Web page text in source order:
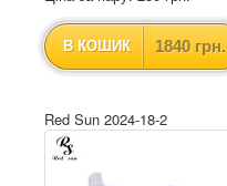
В КОШИК 1840 грн.
Red Sun 2024-18-2